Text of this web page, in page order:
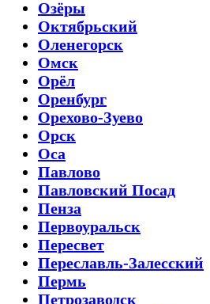
Озёры
Октябрьский
Оленегорск
Омск
Орёл
Оренбург
Орехово-Зуево
Орск
Оса
Павлово
Павловский Посад
Пенза
Первоуральск
Пересвет
Переславль-Залесский
Пермь
Петрозаводск